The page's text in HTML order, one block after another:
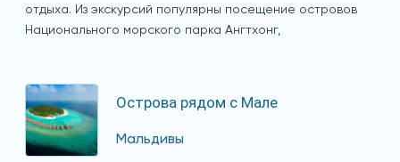
отдыха. Из экскурсий популярны посещение островов
Национального морского парка Ангтхонг,
Острова рядом с Мале
Мальдивы